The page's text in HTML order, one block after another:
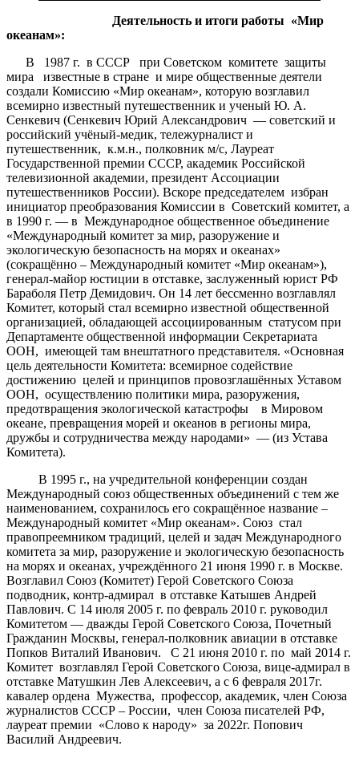
Деятельность и итоги работы «Мир
океанам»:
В 1987 г. в СССР при Советском комитете защиты
мира известные в стране и мире общественные деятели
создали Комиссию «Мир океанам», которую возглавил
всемирно известный путешественник и ученый Ю. А.
Сенкевич (Сенкевич Юрий Александрович — советский и
российский учёный-медик, тележурналист и
путешественник, к.м.н., полковник м/с, Лауреат
Государственной премии СССР, академик Российской
телевизионной академии, президент Ассоциации
путешественников России). Вскоре председателем избран
инициатор преобразования Комиссии в Советский комитет, а
в 1990 г. — в Международное общественное объединение
«Международный комитет за мир, разоружение и
экологическую безопасность на морях и океанах»
(сокращённо – Международный комитет «Мир океанам»),
генерал-майор юстиции в отставке, заслуженный юрист РФ
Бараболя Петр Демидович. Он 14 лет бессменно возглавлял
Комитет, который стал всемирно известной общественной
организацией, обладающей ассоциированным статусом при
Департаменте общественной информации Секретариата
ООН, имеющей там внештатного представителя. «Основная
цель деятельности Комитета: всемирное содействие
достижению целей и принципов провозглашённых Уставом
ООН, осуществлению политики мира, разоружения,
предотвращения экологической катастрофы в Мировом
океане, превращения морей и океанов в регионы мира,
дружбы и сотрудничества между народами» — (из Устава
Комитета).
В 1995 г., на учредительной конференции создан
Международный союз общественных объединений с тем же
наименованием, сохранилось его сокращённое название –
Международный комитет «Мир океанам». Союз стал
правопреемником традиций, целей и задач Международного
комитета за мир, разоружение и экологическую безопасность
на морях и океанах, учреждённого 21 июня 1990 г. в Москве.
Возглавил Союз (Комитет) Герой Советского Союза
подводник, контр-адмирал в отставке Катышев Андрей
Павлович. С 14 июля 2005 г. по февраль 2010 г. руководил
Комитетом — дважды Герой Советского Союза, Почетный
Гражданин Москвы, генерал-полковник авиации в отставке
Попков Виталий Иванович. С 21 июня 2010 г. по май 2014 г.
Комитет возглавлял Герой Советского Союза, вице-адмирал в
отставке Матушкин Лев Алексеевич, а с 6 февраля 2017г.
кавалер ордена Мужества, профессор, академик, член Союза
журналистов СССР – России, член Союза писателей РФ,
лауреат премии «Слово к народу» за 2022г. Попович
Василий Андреевич.